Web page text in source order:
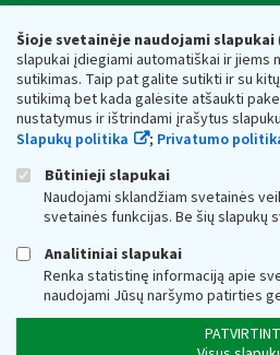
Šioje svetainėje naudojami slapukai
slapukai įdiegiami automatiškai ir jiems
sutikimas. Taip pat galite sutikti ir su
sutikimą bet kada galėsite atšaukti
nustatymus ir ištrindami įrašytus
Slapukų politika
; Privatumo
Būtinieji slapukai
Naudojami sklandžiam svetainės
svetainės funkcijas. Be šių slapukų
Analitiniai slapukai
Renka statistinę informaciją apie
naudojami Jūsų naršymo patirties
Respublikos finansų
Biudžetinė įstaiga. Juridinio asmens
adresas: Vasario 16-osios g. 14, 01107
vmi@vmi.lt, E. pristatymo dėžutės
Duomenys apie Valstybinę mokesčių
Respublikos finansų ministerijos